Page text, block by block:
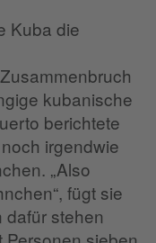
Kuba die
kubanische
berichtete
irgendwie
„Also
fügt sie
stehen